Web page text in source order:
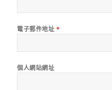
電子郵件地址 *
個人網站網址